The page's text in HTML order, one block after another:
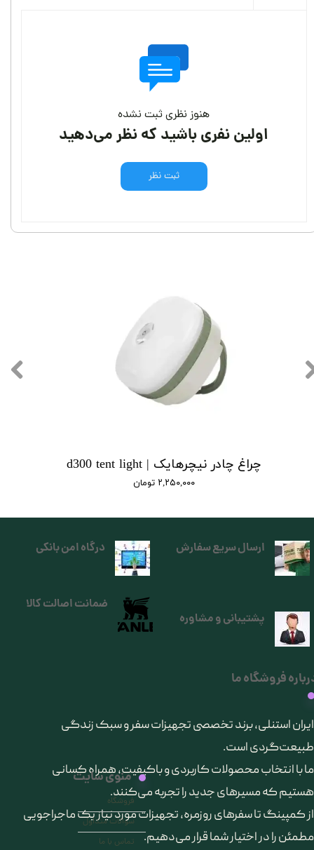
هنوز نظری ثبت نشده
اولین نفری باشید که نظر می‌دهید
ثبت نظر
چراغ چادر نیچرهایک | d300 tent light
۲,۲۵۰,۰۰۰ تومان
ارسال سریع سفارش
فروشگاه ما
​ایران استنلی، برند تخصصی تجهیزات سفر و سبک زندگی
طبیعت‌گردی است.
ما با انتخاب محصولات کاربردی و باکیفیت، همراه کسانی
هستیم که مسیرهای جدید را تجربه می‌کنند.
از کمپینگ تا سفرهای روزمره، تجهیزات مورد نیاز یک ماجراجویی
مطمئن را در اختیار شما قرار می‌دهیم.
منوی سایت
فروشگاه
سوالات متداول
تماس با ما
درگاه امن بانکی
پشتیبانی و مشاوره
ضمانت اصالت کالا